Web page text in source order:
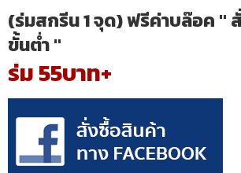
(ร่มสกรีน 1 จุด) ฟรีค่าบล๊อค "
ขั้นต่ำ "
ร่ม 55บาท+